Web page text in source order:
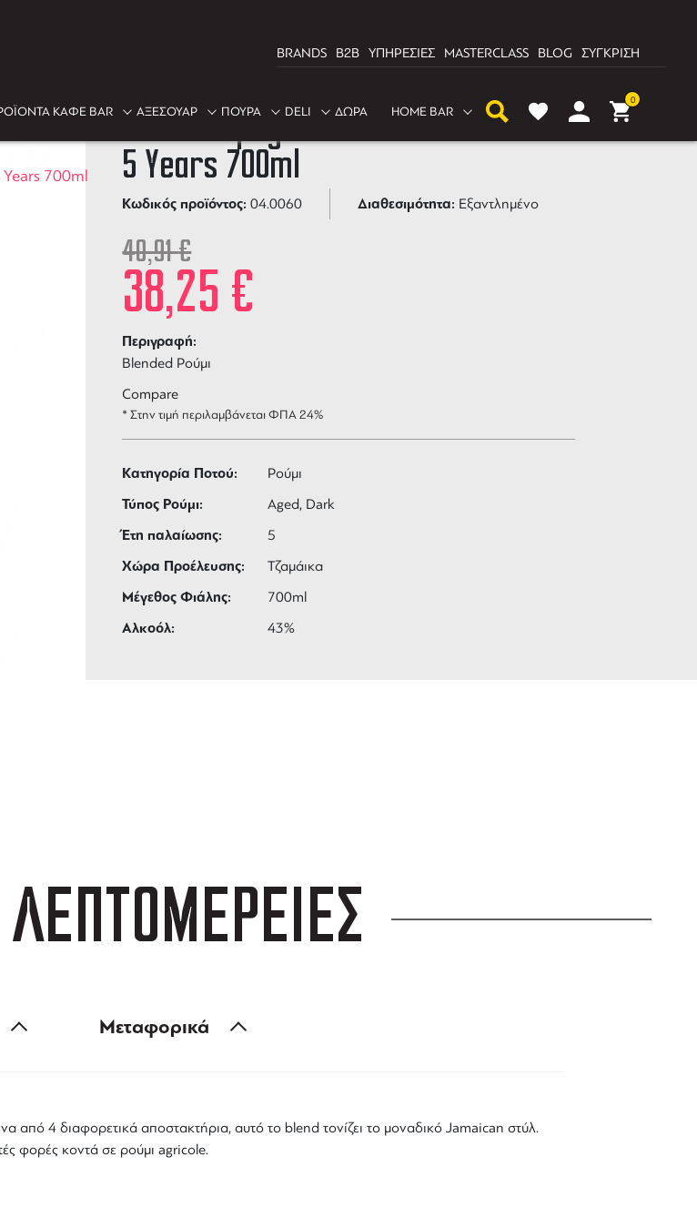
BRANDS B2B ΥΠΗΡΕΣΙΕΣ MASTERCLASS BLOG ΣΥΓΚΡΙΣΗ
ΚΑΦΕ BAR ΑΞΕΣΟΥΑΡ ΠΟΥΡΑ DELI ΔΩΡΑ HOME BAR
0
700ml
Rum Compagnie Des Indes Jamaica
5 Years 700ml
Κωδικός προϊόντος:04.0060 Διαθεσιμότητα: Εξαντλημένο
40,91€
38,25€
Περιγραφή:
Blended Ρούμι
Compare
* Στην τιμή περιλαμβάνεται ΦΠΑ 24%
Κατηγορία Ποτού: Ρούμι
Τύπος Ρούμι: Aged, Dark
Έτη παλαίωσης: 5
Χώρα Προέλευσης: Τζαμάικα
Μέγεθος Φιάλης: 700ml
Αλκοόλ: 43%
Μεταφορικά
από 4 διαφορετικά αποστακτήρια, αυτό το blend τονίζει το μοναδικό Jamaican στύλ.
φορές κοντά σε ρούμι agricole.